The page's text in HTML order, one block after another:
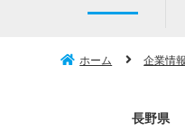
ホーム 企業情報
長野県